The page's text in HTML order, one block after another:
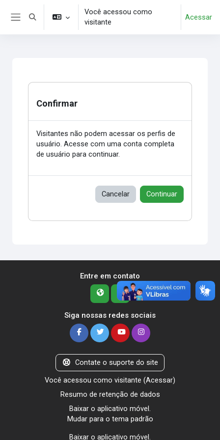
Ir para o conteúdo principal
Alternar entrada de pesquisa
Você acessou como
visitante
Acessar
Confirmar
Visitantes não podem acessar os perfis de
usuário. Acesse com uma conta completa
de usuário para continuar.
Cancelar Continuar
Entre em contato
Siga nossas redes sociais
Contate o suporte do site
Você acessou como visitante (Acessar)
Resumo de retenção de dados
Baixar o aplicativo móvel.
Mudar para o tema padrão
Baixar o aplicativo móvel.